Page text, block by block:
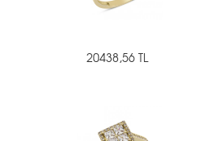
20438,56 TL